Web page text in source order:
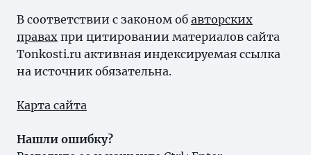
В соответствии с законом об авторских
правах при цитировании материалов сайта
Tonkosti.ru активная индексируемая ссылка
на источник обязательна.
Карта сайта
Нашли ошибку?